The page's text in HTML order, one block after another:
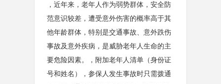
，近年来，老年人作为弱势群体，安全防
范意识较差，遭受意外伤害的概率高于其
他年龄群体，特别是交通事故、意外跌伤
事故及意外疾病，是威胁老年人生命的主
要危险因素。，附加老年人清单（身份证
号和姓名），参保人发生事故时只需拨通